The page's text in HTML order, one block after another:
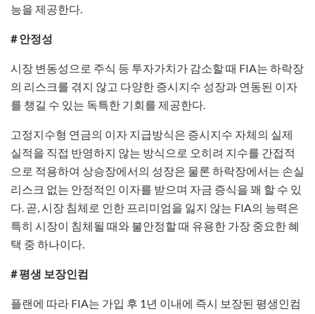
능을 제공한다.
# 안정성
시장 변동성으로 주식 등 투자가치가 감소할 때 FIA는 하락장
의 리스크를 겪지 않고 다양한 증시지수 성장과 연동된 이자
를 챙길 수 있는 독특한 기회를 제공한다.
고정지수형 연금의 이자 지급방식은 증시지수 자체의 실제
실적을 직접 반영하지 않는 방식으로 오히려 지수를 간접적
으로 적용하여 상승장에서의 성장은 물론 하락장에서는 손실
리스크 없는 안정적인 이자를 받으며 자금 증식을 꽤 할 수 있
다. 곧, 시장 침체로 인한 프리미엄을 잃지 않는 FIA의 능력은
특히 시장이 침체될 때와 불안정할 때 유용한 가장 중요한 혜
택 중 하나이다.
# 평생 보장인컴
플랜에 따라 FIA는 가입 후 1년 이내에 즉시 보장된 평생인컴